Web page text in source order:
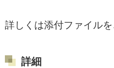
詳しくは添付ファイルを
詳細